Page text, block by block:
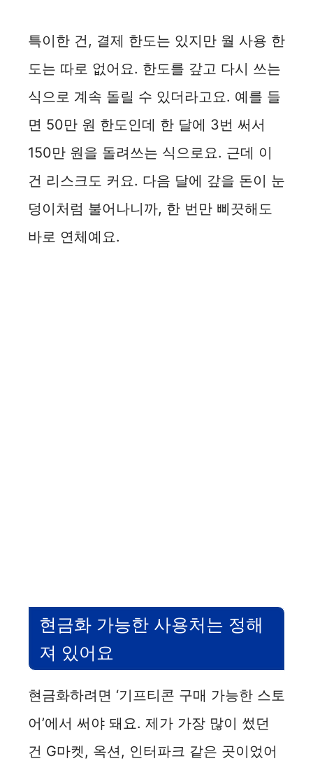
특이한 건, 결제 한도는 있지만 월 사용 한
도는 따로 없어요. 한도를 갚고 다시 쓰는
식으로 계속 돌릴 수 있더라고요. 예를 들
면 50만 원 한도인데 한 달에 3번 써서
150만 원을 돌려쓰는 식으로요. 근데 이
건 리스크도 커요. 다음 달에 갚을 돈이 눈
덩이처럼 불어나니까, 한 번만 삐끗해도
바로 연체예요.
현금화 가능한 사용처는 정해
져 있어요
현금화하려면 ‘기프티콘 구매 가능한 스토
어’에서 써야 돼요. 제가 가장 많이 썼던
건 G마켓, 옥션, 인터파크 같은 곳이었어